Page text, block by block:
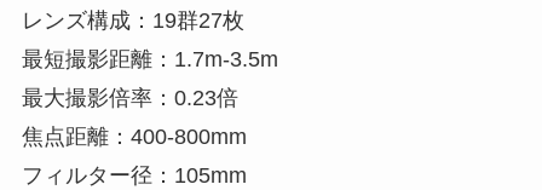
レンズ構成：19群27枚
最短撮影距離：1.7m-3.5m
最大撮影倍率：0.23倍
焦点距離：400-800mm
フィルター径：105mm